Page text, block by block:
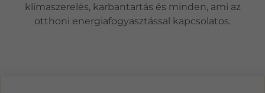
klímaszerelés, karbantartás és minden, ami az
otthoni energiafogyasztással kapcsolatos.